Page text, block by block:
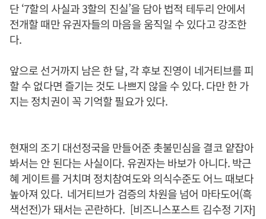
단 ‘7할의 사실과 3할의 진실’을 담아 법적 테두리 안에서
전개할 때만 유권자들의 마음을 움직일 수 있다고 강조한
다.
앞으로 선거까지 남은 한 달, 각 후보 진영이 네거티브를 피
할 수 없다면 즐기는 것도 나쁘지 않을 수 있다. 다만 한 가
지는 정치권이 꼭 기억할 필요가 있다.
현재의 조기 대선정국을 만들어준 촛불민심을 결코 얕잡아
봐서는 안 된다는 사실이다. 유권자는 바보가 아니다. 박근
혜 게이트를 거치며 정치참여도와 의식수준도 어느 때보다
높아져 있다. 네거티브가 검증의 차원을 넘어 마타도어(흑
색선전)가 돼서는 곤란하다. [비즈니스포스트 김수정 기자]